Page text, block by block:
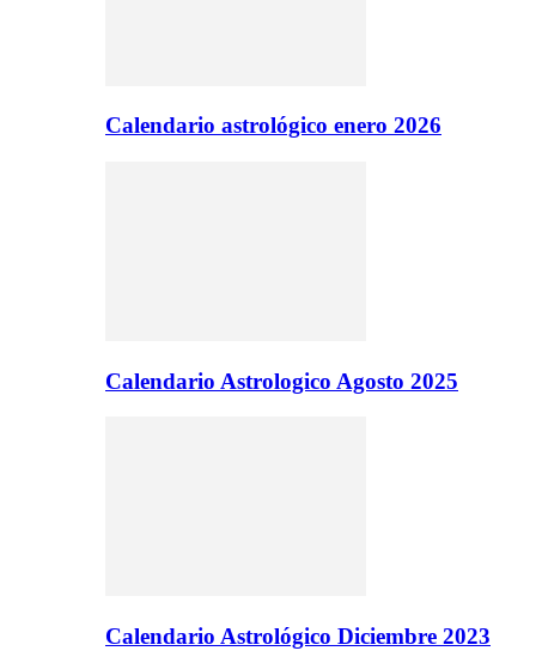
Calendario astrológico enero 2026
Calendario Astrologico Agosto 2025
Calendario Astrológico Diciembre 2023